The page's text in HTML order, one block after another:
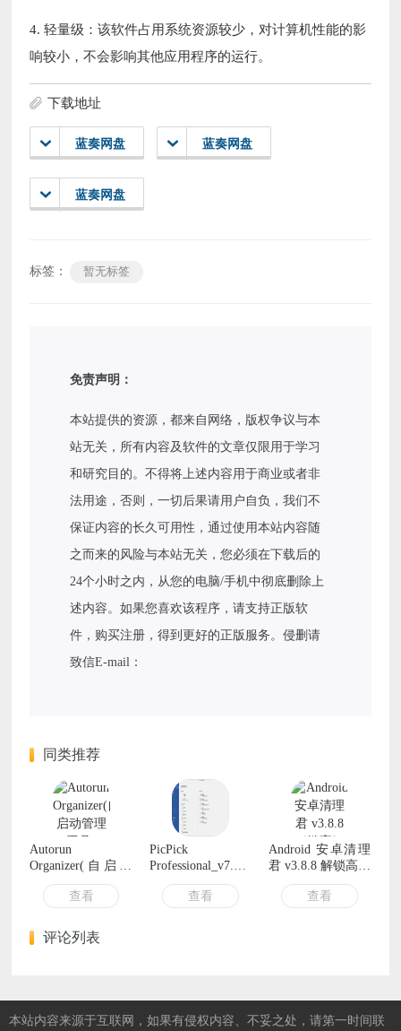
4. 轻量级：该软件占用系统资源较少，对计算机性能的影
响较小，不会影响其他应用程序的运行。
下载地址
蓝奏网盘 蓝奏网盘
蓝奏网盘
标签： 暂无标签
免责声明：
本站提供的资源，都来自网络，版权争议与本
站无关，所有内容及软件的文章仅限用于学习
和研究目的。不得将上述内容用于商业或者非
法用途，否则，一切后果请用户自负，我们不
保证内容的长久可用性，通过使用本站内容随
之而来的风险与本站无关，您必须在下载后的
24个小时之内，从您的电脑/手机中彻底删除上
述内容。如果您喜欢该程序，请支持正版软
件，购买注册，得到更好的正版服务。侵删请
致信E-mail：
同类推荐
Autorun
Organizer(自启动
管理工具) v6.31
多语便携版
查看
PicPick
Professional_v7.2.8
中文破解绿色版
查看
Android 安卓清理
君 v3.8.8 解锁高级
查看
评论列表
本站内容来源于互联网，如果有侵权内容、不妥之处，请第一时间联